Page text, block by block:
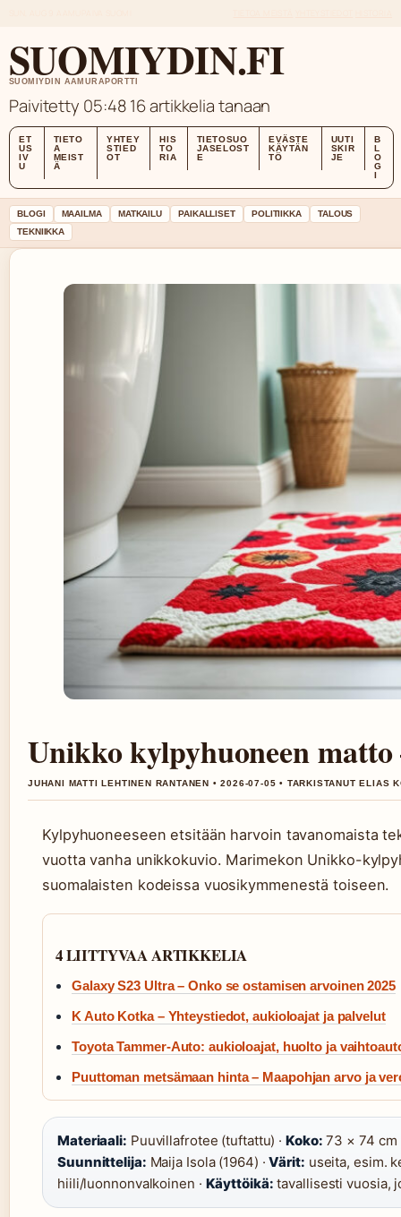
SUOMIYDIN.FI
SUOMIYDIN AAMURAPORTTI
Paivitetty 05:4816 artikkelia tanaan
ET
US
IV
U
TIETO
A
MEIST
Ä
YHTEY
STIED
OT
HIS
TO
RIA
TIETOSUO
JASELOST
E
EVÄSTE
KÄYTÄN
TÖ
UUTI
SKIR
JE
B
L
O
G
I
BLOGI MAAILMA MATKAILU PAIKALLISET POLITIIKKA
TALOUS
TEKNIIKKA
Unikko kylpyhuoneen
JUHANI MATTI LEHTINEN RANTANEN • 2026-07-05 • TARKISTANUT ELIAS
Kylpyhuoneeseen etsitään harvoin tavanomaista
vuotta vanha unikkokuvio. Marimekon Unikko-
suomalaisten kodeissa vuosikymmenestä toiseen.
4 LIITTYVAA ARTIKKELIA
Galaxy S23 Ultra – Onko se ostamisen arvoinen 2025
K Auto Kotka – Yhteystiedot, aukioloajat ja palvelut
Toyota Tammer-Auto: aukioloajat, huolto ja
Puuttoman metsämaan hinta – Maapohjan arvo ja
Materiaali: Puuvillafrotee (tuftattu) ·Koko: 73 × 74 cm
Suunnittelija: Maija Isola (1964) ·Värit: useita, esim.
hiili/luonnonvalkoinen · Käyttöikä: tavallisesti vuosia,